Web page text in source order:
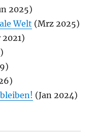
2025)
Welt (Mrz 2025)
2021)
(Jan 2024)